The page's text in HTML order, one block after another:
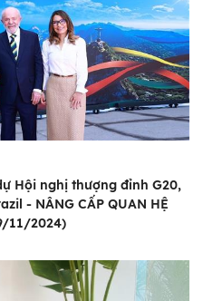
Hội nghị thượng đỉnh G20,
- NÂNG CẤP QUAN HỆ
11/2024)